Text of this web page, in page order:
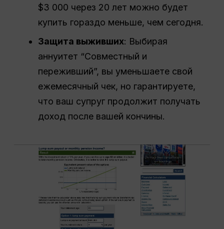
$3 000 через 20 лет можно будет
купить гораздо меньше, чем сегодня.
Защита выживших: Выбирая
аннуитет “Совместный и
переживший”, вы уменьшаете свой
ежемесячный чек, но гарантируете,
что ваш супруг продолжит получать
доход после вашей кончины.